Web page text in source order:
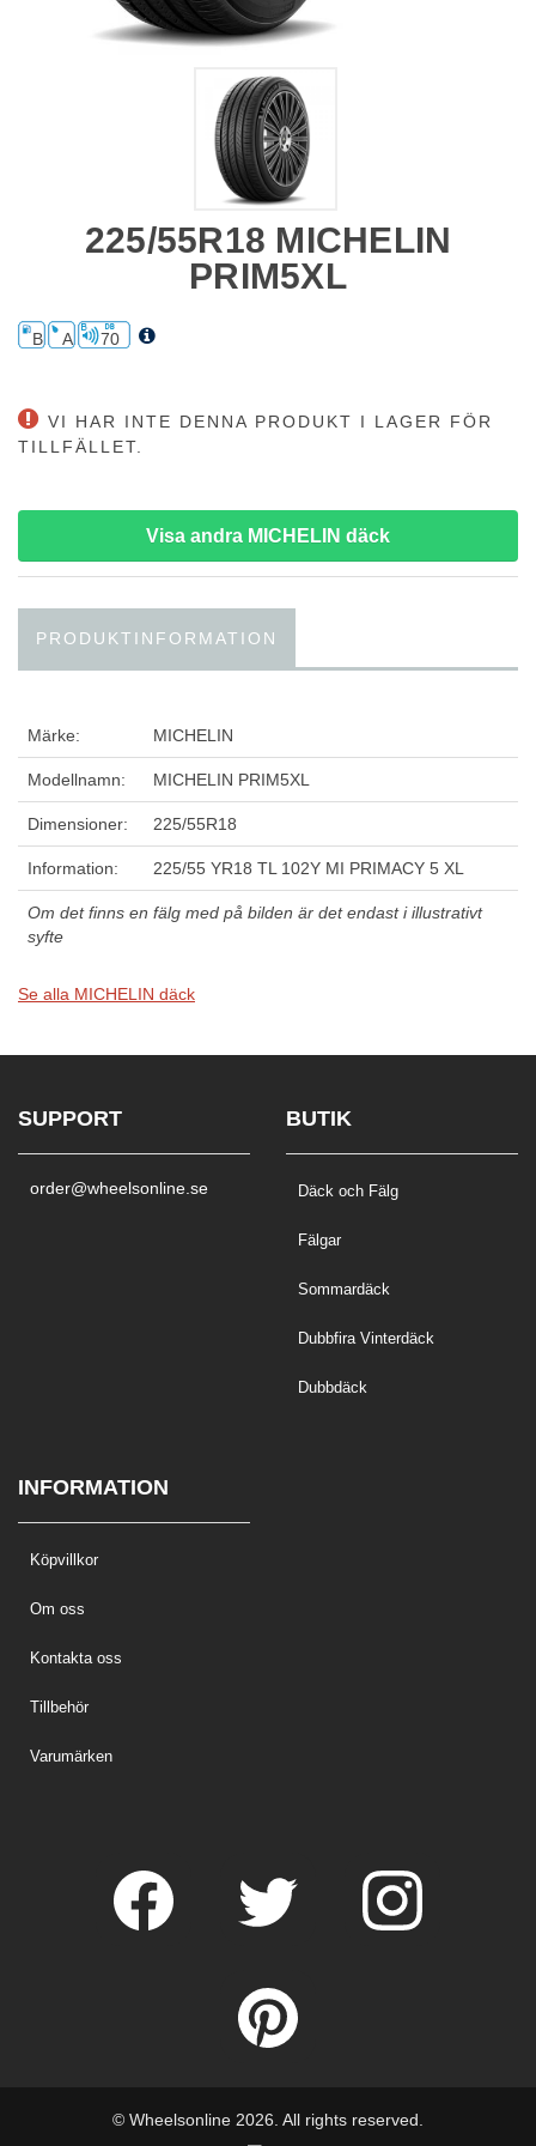
225/55R18 MICHELIN
PRIM5XL
B A 70
VI HAR INTE DENNA PRODUKT I LAGER FÖR
TILLFÄLLET.
Visa andra MICHELIN däck
PRODUKTINFORMATION
Märke: MICHELIN
Modellnamn: MICHELIN PRIM5XL
Dimensioner: 225/55R18
Information: 225/55 YR18 TL 102Y MI PRIMACY 5 XL
Om det finns en fälg med på bilden är det endast i illustrativt
syfte
Se alla MICHELIN däck
SUPPORT
order@wheelsonline.se
BUTIK
Däck och Fälg
Fälgar
Sommardäck
Dubbfira Vinterdäck
Dubbdäck
INFORMATION
Köpvillkor
Om oss
Kontakta oss
Tillbehör
Varumärken
© Wheelsonline 2026. All rights reserved.